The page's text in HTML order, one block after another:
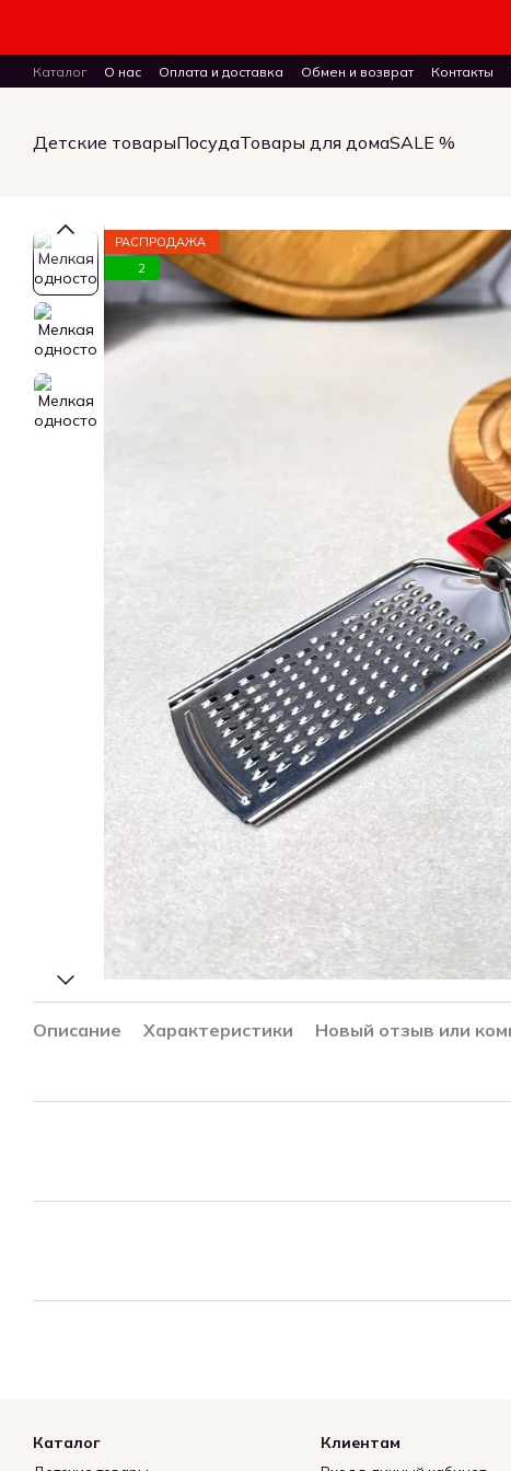
Каталог О нас Оплата и доставка Обмен и возврат Контакты
ПУБЛИЧНЫЙ ДОГОВОР (ОФЕРТА) на заказ, куплю-продажу и
Детские товарыПосудаТовары для домаSALE %
РАСПРОДАЖА
2
Описание Характеристики Новый отзыв или
Каталог Клиентам